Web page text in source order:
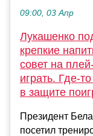
09:00, 03 Апр
Лукашенко
крепкие
совет на
играть. Где-
в защите
Президент
посетил